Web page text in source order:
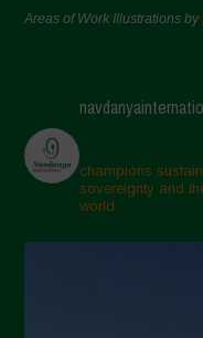
Areas of Work Illustrations by
champions
sovereignty and
world.